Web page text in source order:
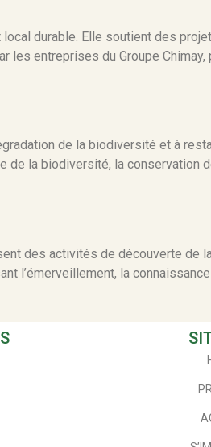
local durable. Elle soutient des
les entreprises du Groupe Chimay,
de la biodiversité et à
de la biodiversité, la conservation
des activités de découverte de
l’émerveillement, la